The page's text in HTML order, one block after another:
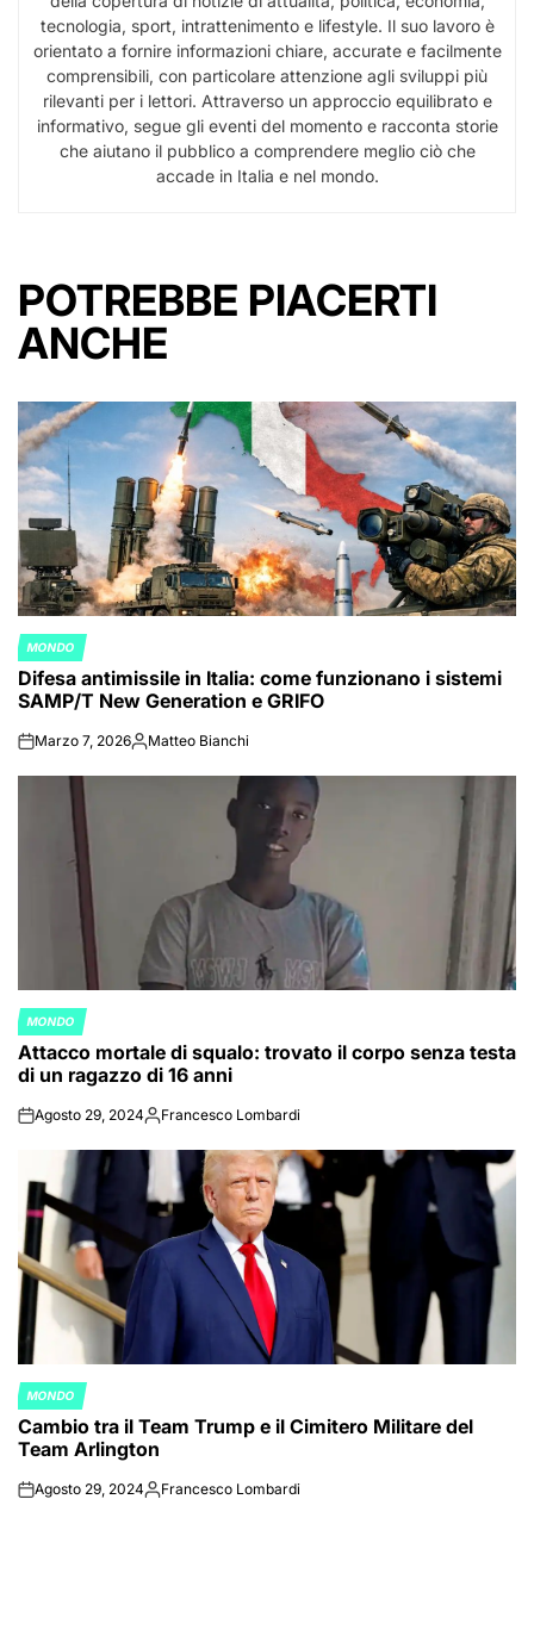
tecnologia, sport, intrattenimento e lifestyle. Il suo lavoro è
orientato a fornire informazioni chiare, accurate e facilmente
comprensibili, con particolare attenzione agli sviluppi più
rilevanti per i lettori. Attraverso un approccio equilibrato e
informativo, segue gli eventi del momento e racconta storie
che aiutano il pubblico a comprendere meglio ciò che
accade in Italia e nel mondo.
POTREBBE PIACERTI
ANCHE
POSTED
IN
MONDO
Difesa antimissile in Italia: come funzionano i sistemi
SAMP/T New Generation e GRIFO
onMarzo 7, 2026Posted
Matteo Bianchi
POSTED
IN
MONDO
Attacco mortale di squalo: trovato il corpo senza testa
di un ragazzo di 16 anni
onAgosto 29, 2024Posted
Francesco Lombardi
POSTED
IN
MONDO
Cambio tra il Team Trump e il Cimitero Militare del
Team Arlington
onAgosto 29, 2024Posted
Francesco Lombardi